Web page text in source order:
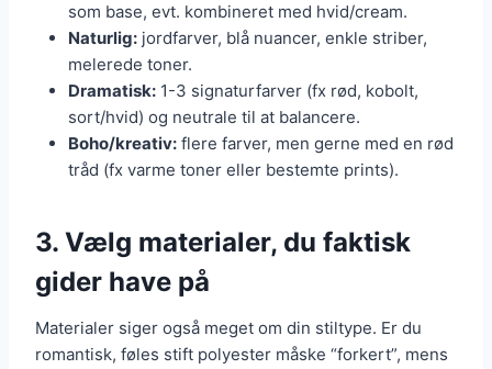
som base, evt. kombineret med hvid/cream.
Naturlig: jordfarver, blå nuancer, enkle striber,
melerede toner.
Dramatisk: 1-3 signaturfarver (fx rød, kobolt,
sort/hvid) og neutrale til at balancere.
Boho/kreativ: flere farver, men gerne med en rød
tråd (fx varme toner eller bestemte prints).
3. Vælg materialer, du faktisk
gider have på
Materialer siger også meget om din stiltype. Er du
romantisk, føles stift polyester måske “forkert”, mens